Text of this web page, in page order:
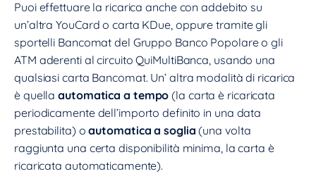
Puoi effettuare la ricarica anche con addebito su
un’altra YouCard o carta KDue, oppure tramite gli
sportelli Bancomat del Gruppo Banco Popolare o gli
ATM aderenti al circuito QuiMultiBanca, usando una
qualsiasi carta Bancomat. Un’ altra modalità di ricarica
è quellaautomatica a tempo (la carta è ricaricata
periodicamente dell’importo definito in una data
prestabilita) oautomatica a soglia (una volta
raggiunta una certa disponibilità minima, la carta è
ricaricata automaticamente).